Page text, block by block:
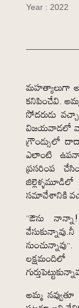
Year : 2022
మహత్యాలుగా
కనిపించేవి.
సోదరుడు
విజయవాడలో
గ్రౌండ్సులో
ఎలాంటి
ప్రసరింప
సమావేశానికి
“ఔను
అమ్మ